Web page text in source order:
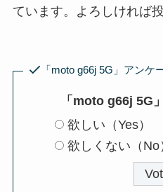
ています。よろしければ
「moto g66j 5G」アンケ
「moto g66j 5G
欲しい（Yes）
欲しくない（No